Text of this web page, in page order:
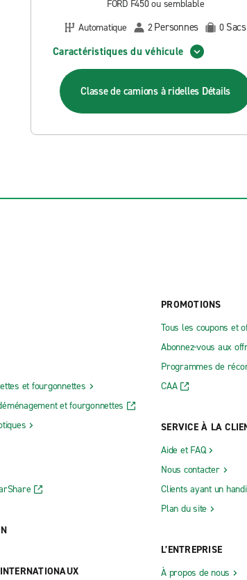
FORD F450 ou semblable
Automatique
2Personnes 0 Sacs
Caractéristiques du véhicule
Classe de camions à ridelles Détails
et fourgonnettes
et fourgonnettes
PROMOTIONS
Tous les coupons et
Abonnez-vous aux
Programmes de
CAA
SERVICE À LA
Aide et FAQ
Nous contacter
Clients ayant un
Plan du site
L’ENTREPRISE
À propos de nous